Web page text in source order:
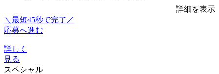
詳細を表示
＼最短45秒で完了／
応募へ進む
詳しく
見る
スペシャル